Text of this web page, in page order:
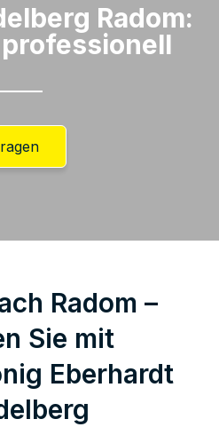
Radom:
Radom –
Sie mit
Eberhardt